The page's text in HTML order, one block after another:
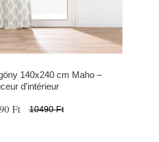
140x240 cm Maho –
d'intérieur
Ft 10490 Ft